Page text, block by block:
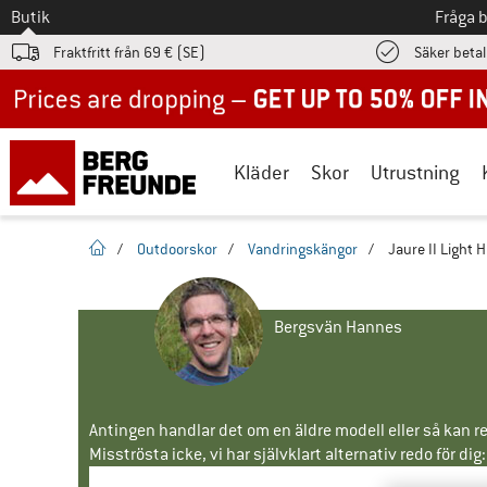
Till
Butik Fråga
Fraktfritt från 69 € (SE) Säker
Kläder Skor Utrustning
Hemsida
/ Outdoorskor / Vandringskängor / Jaure II Light
Bergsvän Hannes
Antingen handlar det om en äldre modell eller så
Misströsta icke, vi har självklart alternativ redo för dig: